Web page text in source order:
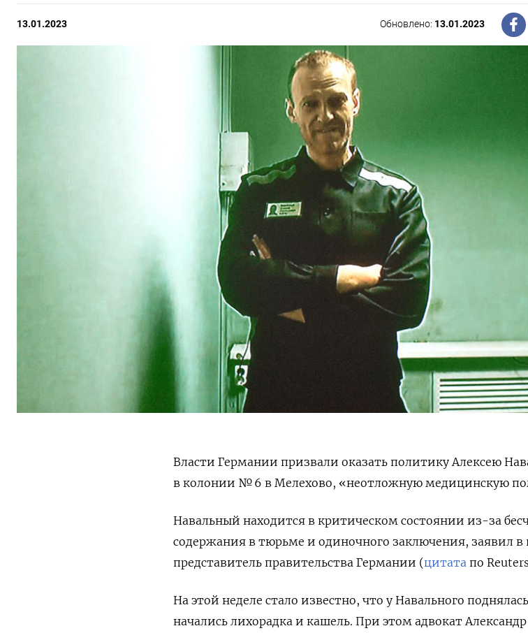
13.01.2023 Обновлено: 13.01.2023
Власти Германии призвали оказать политику Алексею
в колонии № 6 в Мелехово, «неотложную медицинскую
Навальный находится в критическом состоянии из-за
содержания в тюрьме и одиночного заключения, заявил
представитель правительства Германии (цитата по
На этой неделе стало известно, что у Навального
начались лихорадка и кашель. При этом адвокат